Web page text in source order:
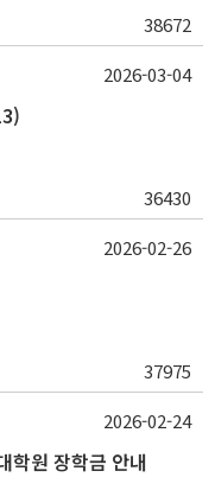
38672
36430
2026-03-04
37975
2026-02-26
원 장학금 안내
2026-02-24